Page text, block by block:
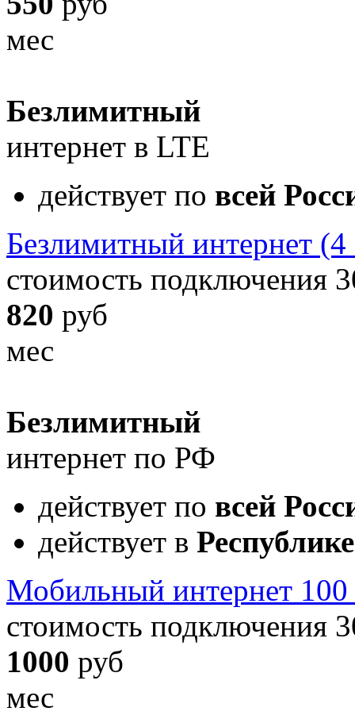
мес
Безлимитный
интернет в LTE
действует по всей
Безлимитный интернет
стоимость подключения
820 руб
мес
Безлимитный
интернет по РФ
действует по всей
действует в
Мобильный интернет
стоимость подключения
1000 руб
мес